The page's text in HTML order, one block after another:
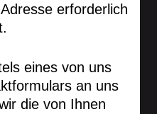
erforderlich
eines von uns
an uns
die von Ihnen